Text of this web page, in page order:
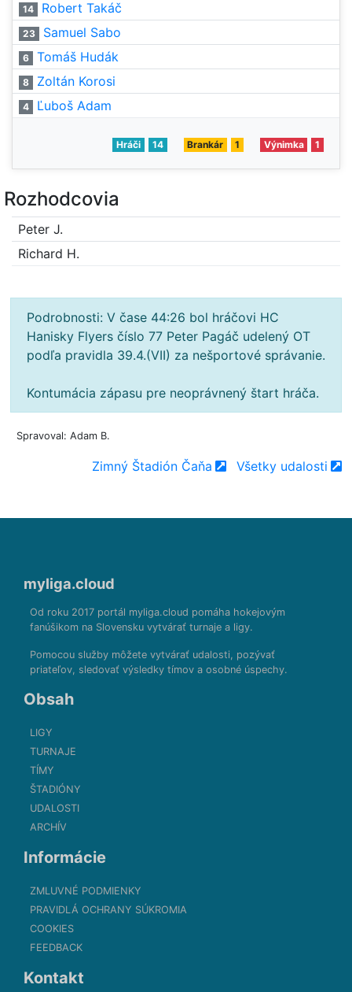
14 Robert Takáč
23 Samuel Sabo
6 Tomáš Hudák
8 Zoltán Korosi
4 Ľuboš Adam
Hráči 14 Brankár 1 Výnimka 1
Rozhodcovia
Peter J.
Richard H.
Podrobnosti: V čase 44:26 bol hráčovi HC
Hanisky Flyers číslo 77 Peter Pagáč udelený OT
podľa pravidla 39.4.(VII) za nešportové správanie.
Kontumácia zápasu pre neoprávnený štart hráča.
Spravoval: Adam B.
Zimný Štadión Čaňa Všetky udalosti
myliga.cloud
Od roku 2017 portál myliga.cloud pomáha hokejovým
fanúšikom na Slovensku vytvárať turnaje a ligy.
Pomocou služby môžete vytvárať udalosti, pozývať
priateľov, sledovať výsledky tímov a osobné úspechy.
Obsah
LIGY
TURNAJE
TÍMY
ŠTADIÓNY
UDALOSTI
ARCHÍV
Informácie
ZMLUVNÉ PODMIENKY
PRAVIDLÁ OCHRANY SÚKROMIA
COOKIES
FEEDBACK
Kontakt